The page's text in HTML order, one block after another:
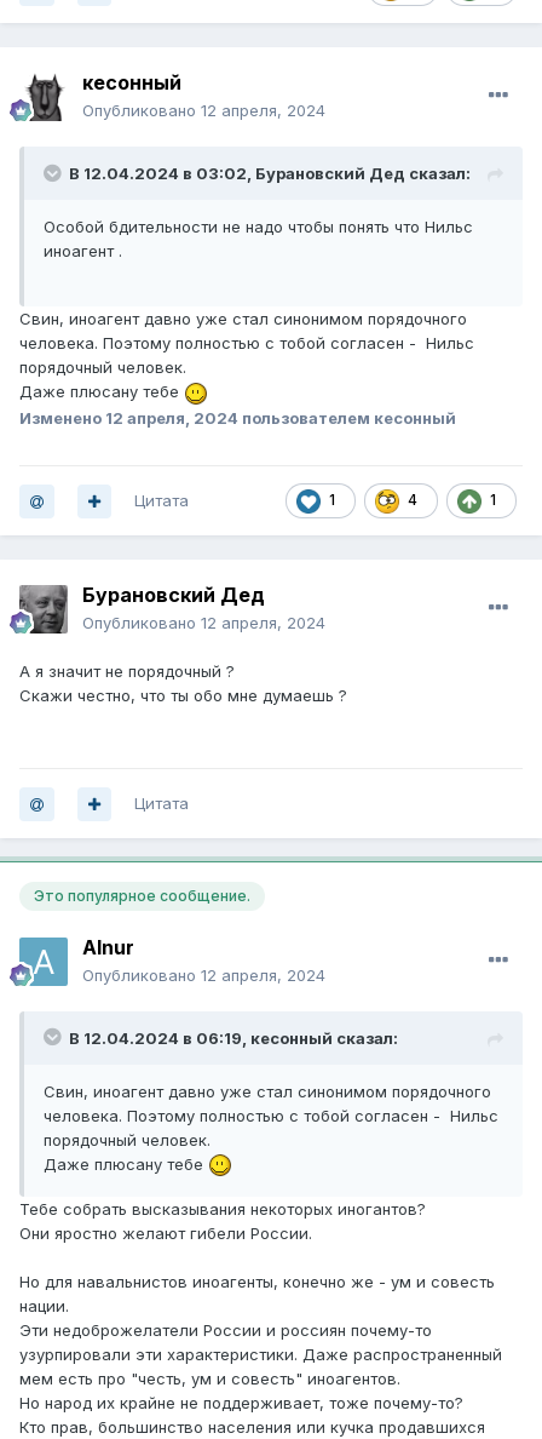
кесонный
Опубликовано 12 апреля, 2024
В 12.04.2024 в 03:02, Бурановский Дед сказал:
Особой бдительности не надо чтобы понять что Нильс
иноагент .
Свин, иноагент давно уже стал синонимом порядочного
человека. Поэтому полностью с тобой согласен - Нильс
порядочный человек.
Даже плюсану тебе
Изменено 12 апреля, 2024 пользователем кесонный
1 4 1
Цитата
Бурановский Дед
Опубликовано 12 апреля, 2024
А я значит не порядочный ?
Скажи честно, что ты обо мне думаешь ?
Цитата
Это популярное сообщение.
Alnur
Опубликовано 12 апреля, 2024
В 12.04.2024 в 06:19, кесонный сказал:
Свин, иноагент давно уже стал синонимом порядочного
человека. Поэтому полностью с тобой согласен - Нильс
порядочный человек.
Даже плюсану тебе
Тебе собрать высказывания некоторых иногантов?
Они яростно желают гибели России.
Но для навальнистов иноагенты, конечно же - ум и совесть
нации.
Эти недоброжелатели России и россиян почему-то
узурпировали эти характеристики. Даже распространенный
мем есть про "честь, ум и совесть" иноагентов.
Но народ их крайне не поддерживает, тоже почему-то?
Кто прав, большинство населения или кучка продавшихся